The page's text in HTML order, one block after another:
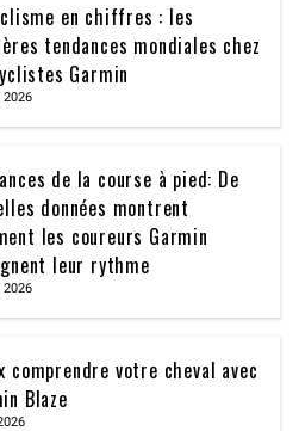
en chiffres : les
tendances mondiales chez
Garmin
2026
de la course à pied: De
données montrent
les coureurs Garmin
leur rythme
2026
comprendre votre cheval avec
Blaze